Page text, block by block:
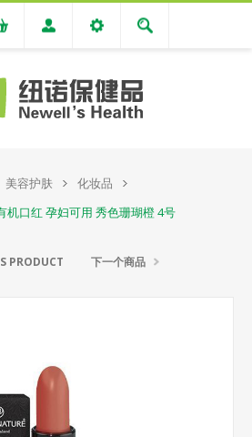
美容护肤
化妆品
机口红 孕妇可用 秀色珊瑚橙 4号
PRODUCT 下一个商品